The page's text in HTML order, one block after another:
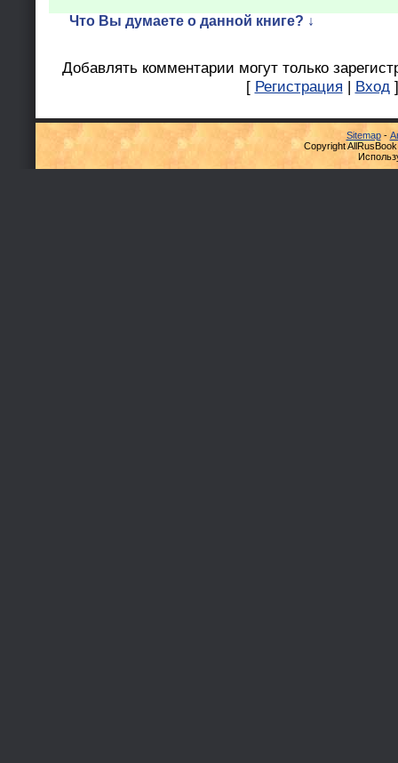
Что Вы думаете о данной книге? ↓
Добавлять комментарии могут только
[ Регистрация | Вход ]
Sitemap-
Copyright